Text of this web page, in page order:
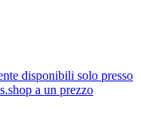
disponibili solo presso
a un prezzo